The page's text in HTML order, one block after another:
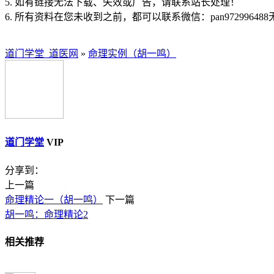
5. 如有链接无法下载、失效或广告，请联系站长处理！
6. 所有资料在您未收到之前，都可以联系微信：pan972996488
道门学堂_道医网 » 命理实例（胡一鸣）
道门学堂 VIP
分享到：
上一篇
命理精论一（胡一鸣）
下一篇
胡一鸣：命理精论2
相关推荐